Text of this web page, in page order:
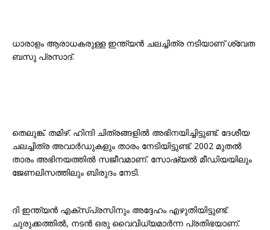
ധാരാളം ആരാധകരുള്ള ഇന്ത്യൻ ചലച്ചിത്ര നടിയാണ് ശ്വേത
ബസു പ്രസാദ്.
തെലുങ്ക്. തമിഴ്. ഹിന്ദി ചിത്രങ്ങളിൽ അഭിനയിച്ചിട്ടുണ്ട്. ദേശീയ
ചലച്ചിത്ര അവാർഡുകളും താരം നേടിയിട്ടുണ്ട്. 2002 മുതൽ
താരം അഭിനയത്തിൽ സജീവമാണ്. സോഷ്യൽ മീഡിയയിലും
ജേണലിസത്തിലും ബിരുദം നേടി.
ദി ഇന്ത്യൻ എക്സ്പ്രസിനും അദ്ദേഹം എഴുതിയിട്ടുണ്ട്.
ചുരുക്കത്തിൽ, നടൻ ഒരു വൈവിധ്യമാർന്ന പ്രതിഭയാണ്.